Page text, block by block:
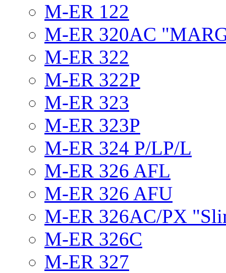
M-ER 122
M-ER 320AC
M-ER 322
M-ER 322P
M-ER 323
M-ER 323P
M-ER 324 P/LP/L
M-ER 326 AFL
M-ER 326 AFU
M-ER 326AC/PX
M-ER 326C
M-ER 327